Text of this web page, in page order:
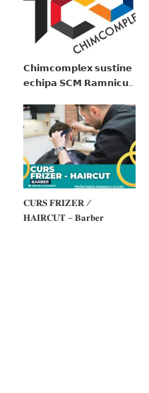
𝗖𝗵𝗶𝗺𝗰𝗼𝗺𝗽𝗹𝗲𝘅 𝘀𝘂𝘀𝘁𝗶𝗻𝗲
𝗲𝗰𝗵𝗶𝗽𝗮 𝗦𝗖𝗠 𝗥𝗮𝗺𝗻𝗶𝗰𝘂
𝗽𝗮𝗿𝘁𝗲𝗻𝗲𝗿 𝗳𝗶𝗻𝗮𝗻𝘁𝗮𝘁𝗼𝗿
𝐂𝐔𝐑𝐒 𝐅𝐑𝐈𝐙𝐄𝐑 /
𝐇𝐀𝐈𝐑𝐂𝐔𝐓 – 𝐁𝐚𝐫𝐛𝐞𝐫